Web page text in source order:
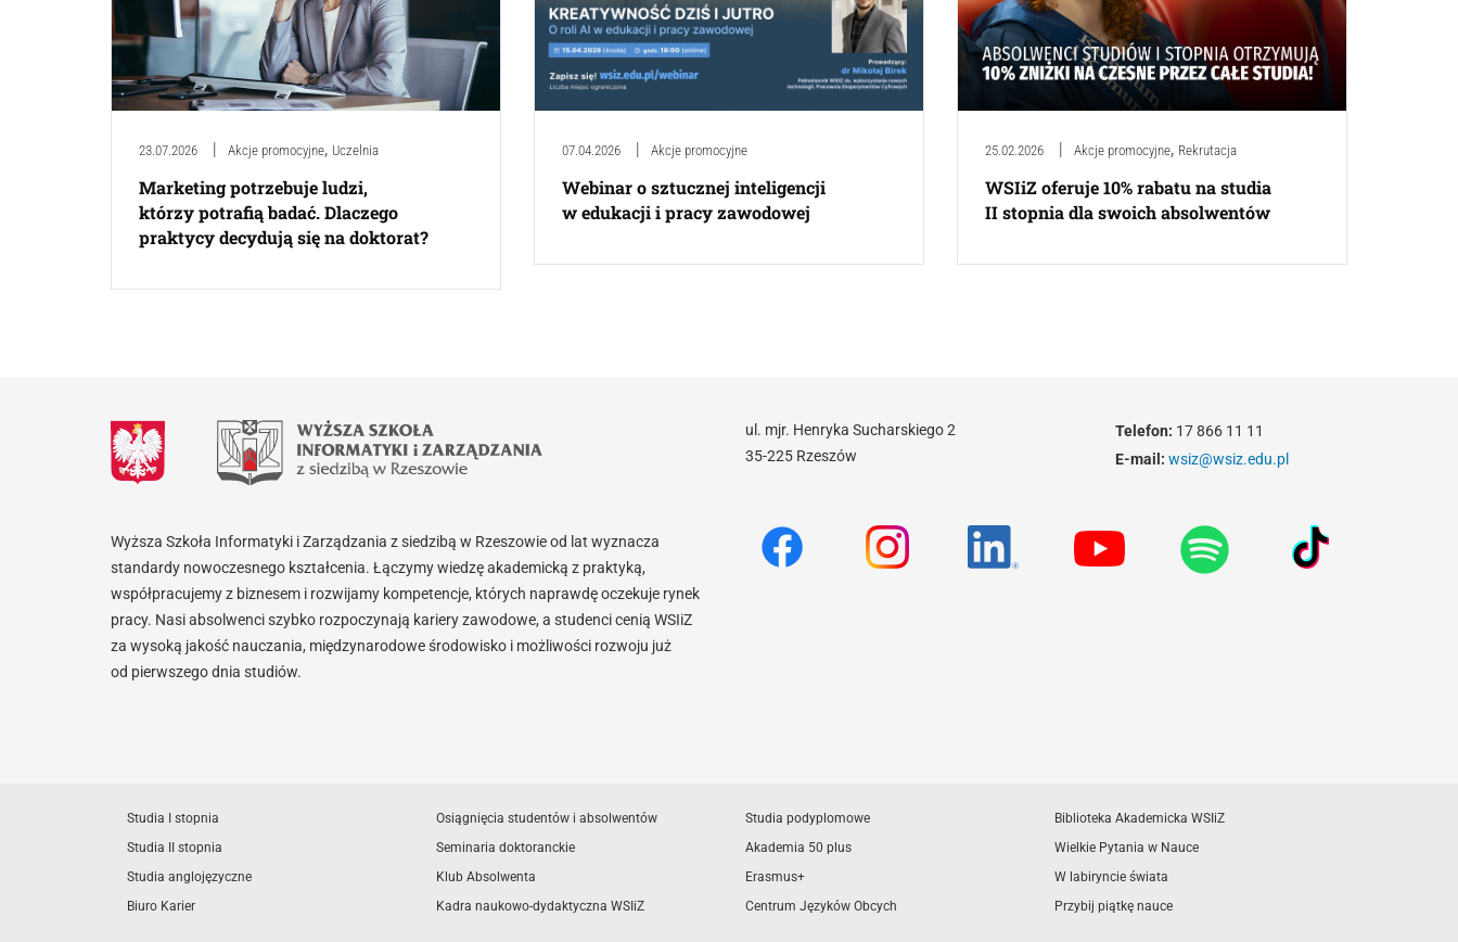
23.07.2026 Akcje promocyjne, Uczelnia
Marketing potrzebuje ludzi,
którzy potrafią badać. Dlaczego
praktycy decydują się na doktorat?
07.04.2026 Akcje promocyjne
Webinar o sztucznej inteligencji
w edukacji i pracy zawodowej
25.02.2026 Akcje promocyjne, Rekrutacja
WSIiZ oferuje 10% rabatu na studia
II stopnia dla swoich absolwentów
Wyższa Szkoła Informatyki i Zarządzania z siedzibą w Rzeszowie od lat wyznacza
standardy nowoczesnego kształcenia. Łączymy wiedzę akademicką z praktyką,
współpracujemy z biznesem i rozwijamy kompetencje, których naprawdę oczekuje rynek
pracy. Nasi absolwenci szybko rozpoczynają kariery zawodowe, a studenci cenią WSIiZ
za wysoką jakość nauczania, międzynarodowe środowisko i możliwości rozwoju już
od pierwszego dnia studiów.
ul. mjr. Henryka Sucharskiego 2
35-225 Rzeszów
Telefon: 17 866 11 11
E-mail: wsiz@wsiz.edu.pl
Studia I stopnia
Studia II stopnia
Studia anglojęzyczne
Biuro Karier
Osiągnięcia studentów i absolwentów
Seminaria doktoranckie
Klub Absolwenta
Kadra naukowo-dydaktyczna WSIiZ
Studia podyplomowe
Akademia 50 plus
Erasmus+
Centrum Języków Obcych
Biblioteka Akademicka WSIiZ
Wielkie Pytania w Nauce
W labiryncie świata
Przybij piątkę nauce